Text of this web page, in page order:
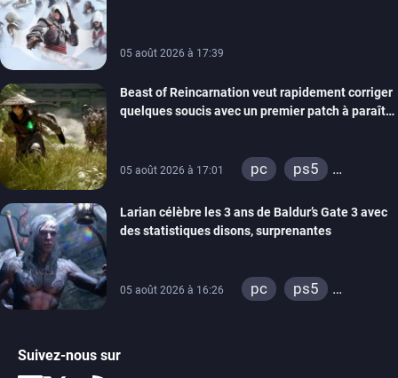
05 août 2026 à 17:39
Beast of Reincarnation veut rapidement corriger
quelques soucis avec un premier patch à paraître
05 août 2026 à 17:01 pc
ps5
Larian célèbre les 3 ans de Baldur’s Gate 3 avec
des statistiques disons, surprenantes
05 août 2026 à 16:26 pc
ps5
Suivez-nous sur